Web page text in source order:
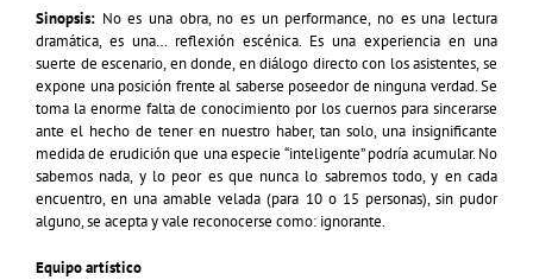
Sinopsis: No es una obra, no es un performance, no es una lectura
dramática, es una… reflexión escénica. Es una experiencia en una
suerte de escenario, en donde, en diálogo directo con los asistentes, se
expone una posición frente al saberse poseedor de ninguna verdad. Se
toma la enorme falta de conocimiento por los cuernos para sincerarse
ante el hecho de tener en nuestro haber, tan solo, una insignificante
medida de erudición que una especie “inteligente” podría acumular. No
sabemos nada, y lo peor es que nunca lo sabremos todo, y en cada
encuentro, en una amable velada (para 10 o 15 personas), sin pudor
alguno, se acepta y vale reconocerse como: ignorante.
Equipo artístico